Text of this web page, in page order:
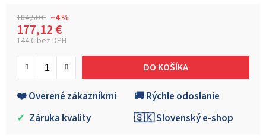
184,50 € –4 %
177,12 €
144 € bez DPH
DO KOŠÍKA
❤️ Overené zákazníkmi
🚚 Rýchle odoslanie
✓ Záruka kvality 🇸🇰 Slovenský e-shop